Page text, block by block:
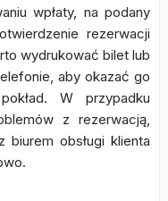
wpłaty, na podany
rezerwacji
wydrukować bilet lub
aby okazać go
W przypadku
z rezerwacją,
obsługi klienta